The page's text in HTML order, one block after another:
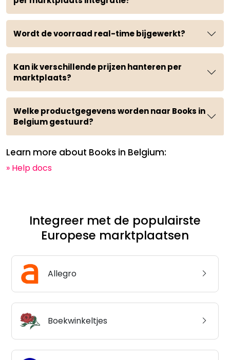
Wordt de voorraad real-time bijgewerkt?
Kan ik verschillende prijzen hanteren per
marktplaats?
Welke productgegevens worden naar Books in
Belgium gestuurd?
Learn more about Books in Belgium:
» Help docs
Integreer met de populairste
Europese marktplaatsen
Allegro
Boekwinkeltjes